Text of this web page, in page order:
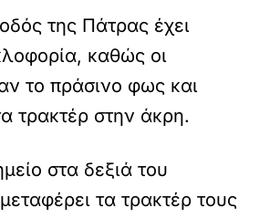
της Πάτρας έχει
καθώς οι
το πράσινο φως και
τρακτέρ στην άκρη.
στα δεξιά του
τα τρακτέρ τους